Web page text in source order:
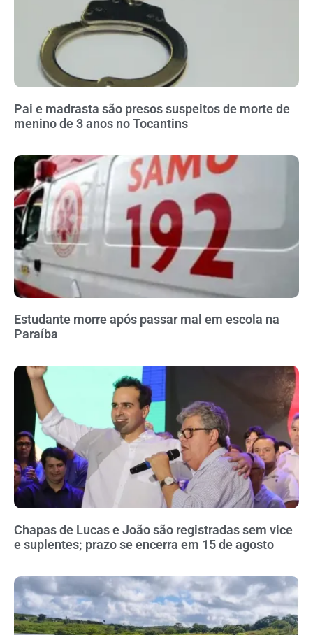
Pai e madrasta são presos suspeitos de morte de
menino de 3 anos no Tocantins
Estudante morre após passar mal em escola na
Paraíba
Chapas de Lucas e João são registradas sem vice
e suplentes; prazo se encerra em 15 de agosto